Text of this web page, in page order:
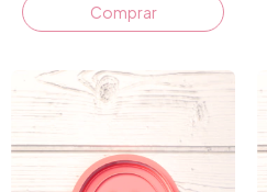
Comprar